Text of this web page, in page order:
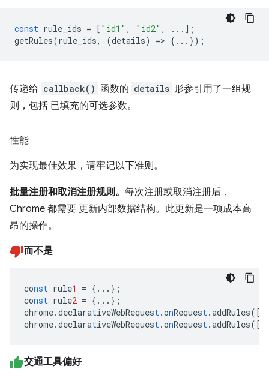
const rule_ids = [ "id1" , "id2" ,
...];
getRules(rule_ids, (details) => {...});
传递给 callback() 函数的 details 形参引用了一组规
则，包括 已填充的可选参数。
性能
为实现最佳效果，请牢记以下准则。
批量注册和取消注册规则。 每次注册或取消注册后，
Chrome 都需要 更新内部数据结构。此更新是一项成本高
昂的操作。
而不是
const rule1 = { ... } ;
const rule2 = { ... } ;
chrome.declarativeWebRequest.onRequest.addRules( [
chrome.declarativeWebRequest.onRequest.addRules( [
交通工具偏好